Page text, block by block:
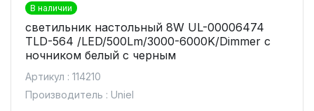
В наличии
светильник настольный 8W UL-00006474
TLD-564 /LED/500Lm/3000-6000K/Dimmer с
ночником белый с черным
Артикул : 114210
Производитель : Uniel